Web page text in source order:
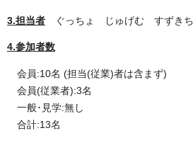
3.担当者 ぐっちょ じゅげむ すずき
4.参加者数
会員:10名 (担当(従業)者は含まず)
会員(従業者):3名
一般･見学:無し
合計:13名